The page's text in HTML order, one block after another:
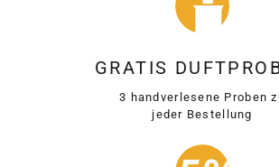
GRATIS
3 handverlesene Proben
jeder Bestellung